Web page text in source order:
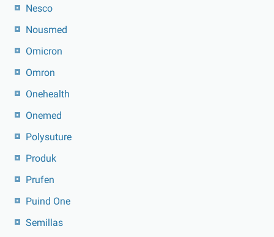
Nesco
Nousmed
Omicron
Omron
Onehealth
Onemed
Polysuture
Produk
Prufen
Puind One
Semillas